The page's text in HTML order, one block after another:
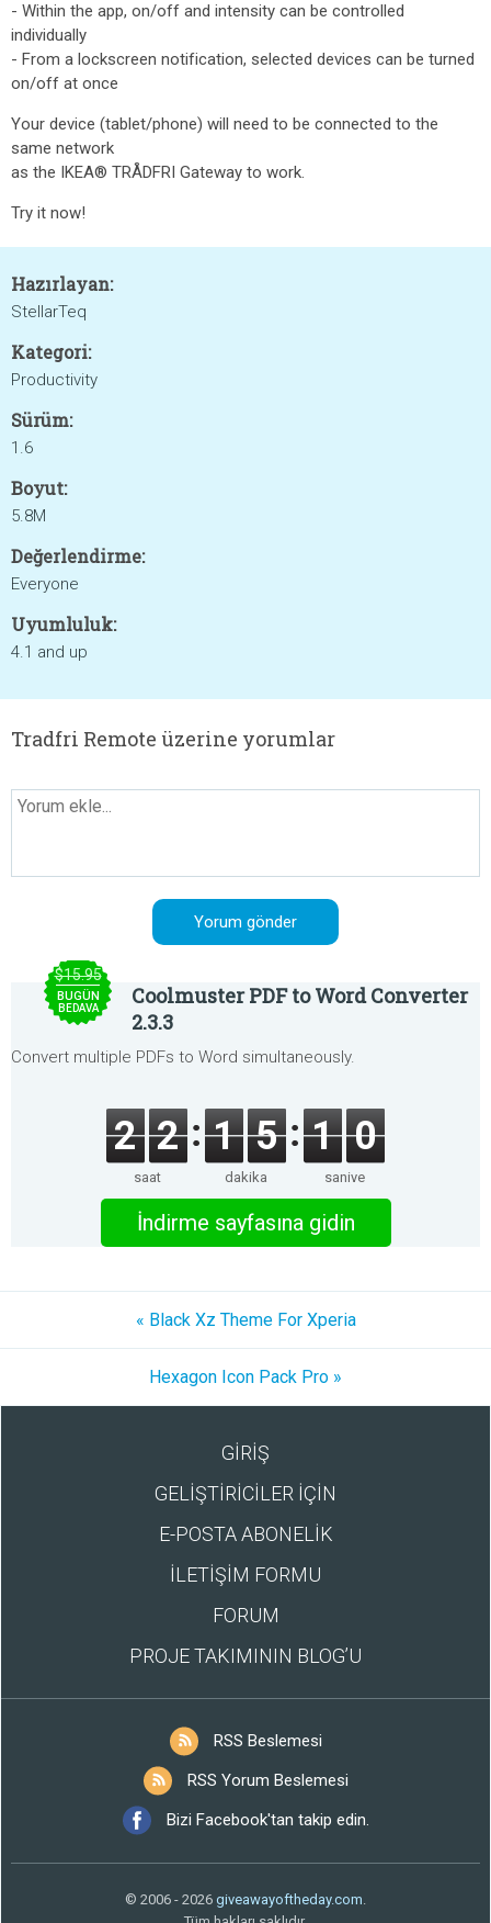
- Within the app, on/off and intensity can be controlled
individually
- From a lockscreen notification, selected devices can be turned
on/off at once
Your device (tablet/phone) will need to be connected to the
same network
as the IKEA® TRÅDFRI Gateway to work.
Try it now!
Hazırlayan:
StellarTeq
Kategori:
Productivity
Sürüm:
1.6
Boyut:
5.8M
Değerlendirme:
Everyone
Uyumluluk:
4.1 and up
Tradfri Remote üzerine yorumlar
$15.95
BUGÜN
BEDAVA
Coolmuster PDF to Word Converter
2.3.3
Convert multiple PDFs to Word simultaneously.
2 2
saat
1 5
dakika
1 0
saniye
İndirme sayfasına gidin
« Black Xz Theme For Xperia
Hexagon Icon Pack Pro »
GİRİŞ
GELİŞTİRİCİLER İÇİN
E-POSTA ABONELİK
İLETİŞİM FORMU
FORUM
PROJE TAKIMININ BLOG’U
RSS Beslemesi
RSS Yorum Beslemesi
Bizi Facebook'tan takip edin.
© 2006 - 2026 giveawayoftheday.com.